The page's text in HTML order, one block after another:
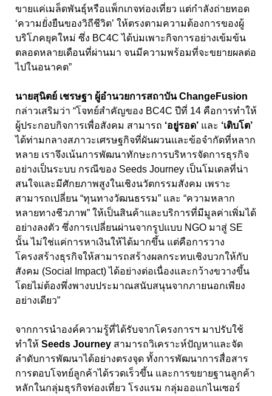
ขายแค่เมล็ดพันธุ์หรือแพ็กเกจท่องเที่ยว แต่กำลังถ่ายทอด
‘ความยั่งยืนของวิถีชีวิต’ ให้ตรงตามความต้องการของผู้
บริโภคยุคใหม่ ซึ่ง BC4Cได้บ่มเพาะกิจการอย่างเข้มข้น
ตลอดหลายเดือนที่ผ่านมา จนมีความพร้อมที่จะขยายผลต่อ
ไปในอนาคต”
นายสุนิตย์ เชรษฐา ผู้อำนวยการสถาบันChangeFusion
กล่าวเสริมว่า “โจทย์สำคัญของ BC4C ปีที่ 14 คือการทำให้
ผู้ประกอบกิจการเพื่อสังคม สามารถ ‘อยู่รอด’ และ ‘เติบโต’
ได้ท่ามกลางสภาวะเศรษฐกิจที่ผันผวนและข้อจำกัดที่หลาก
หลาย เราจึงเน้นการพัฒนาทักษะการบริหารจัดการธุรกิจ
อย่างเป็นระบบ กรณีของ Seeds Journey เป็นโมเดลที่น่า
สนใจและมีศักยภาพสูงในเชิงนวัตกรรมสังคม เพราะ
สามารถเปลี่ยน “ทุนทางวัฒนธรรม” และ “ความหลาก
หลายทางชีวภาพ” ให้เป็นสินค้าและบริการที่มีมูลค่าเพิ่มได้
อย่างลงตัว ซึ่งการเปลี่ยนผ่านจากรูปแบบ NGO มาสู่ SE
นั้น ไม่ใช่แค่การหาเงินให้ได้มากขึ้น แต่คือการวาง
โครงสร้างธุรกิจให้สามารถสร้างผลกระทบเชิงบวกให้กับ
สังคม (Social Impact)ได้อย่างต่อเนื่องและกว้างขวางขึ้น
โดยไม่ต้องพึ่งพางบประมาณสนับสนุนจากภายนอกเพียง
อย่างเดียว”
จากการนำองค์ความรู้ที่ได้รับจากโครงการฯ มาปรับใช้
ทำให้ Seeds Journey สามารถวิเคราะห์ปัญหาและจัด
ลำดับการพัฒนาได้อย่างตรงจุด ทั้งการพัฒนาการสื่อสาร
การตอบโจทย์ลูกค้าได้รวดเร็วขึ้น และการขยายฐานลูกค้า
หลักในกลุ่มธุรกิจท่องเที่ยว โรงแรม กลุ่มออแกไนเซอร์